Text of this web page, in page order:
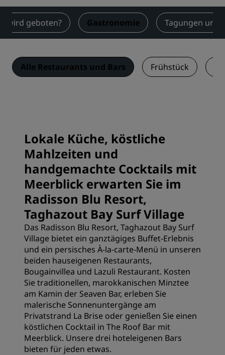
wird geboten? Gastronomie Tagungen und
Alle Restaurants und Bars Frühstück
Lokale Küche, köstliche
Mahlzeiten und
handgemachte Cocktails mit
Meerblick erwarten Sie im
Radisson Blu Resort,
Taghazout Bay Surf Village
Das Radisson Blu Resort, Taghazout Bay Surf
Village bietet ein ganztägiges Buffet-Erlebnis
und ein persisches À-la-carte-Menü in unseren
beiden hauseigenen Restaurants,
Bougainvillea und Lazuli Restaurant. Kosten
Sie traditionellen, marokkanischen Minztee
am Kamin der Seaven Bar, erleben Sie
malerische Sonnenuntergänge am
Privatstrand La Brise oder genießen Sie einen
köstlichen Cocktail in The Roof Bar mit
Meerblick. Unsere drei hoteleigenen Bars
bieten für jeden etwas.